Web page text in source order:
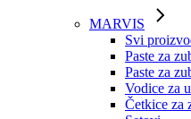
MARVIS
Svi
Paste za
Paste za
Vodice za
Četkice za